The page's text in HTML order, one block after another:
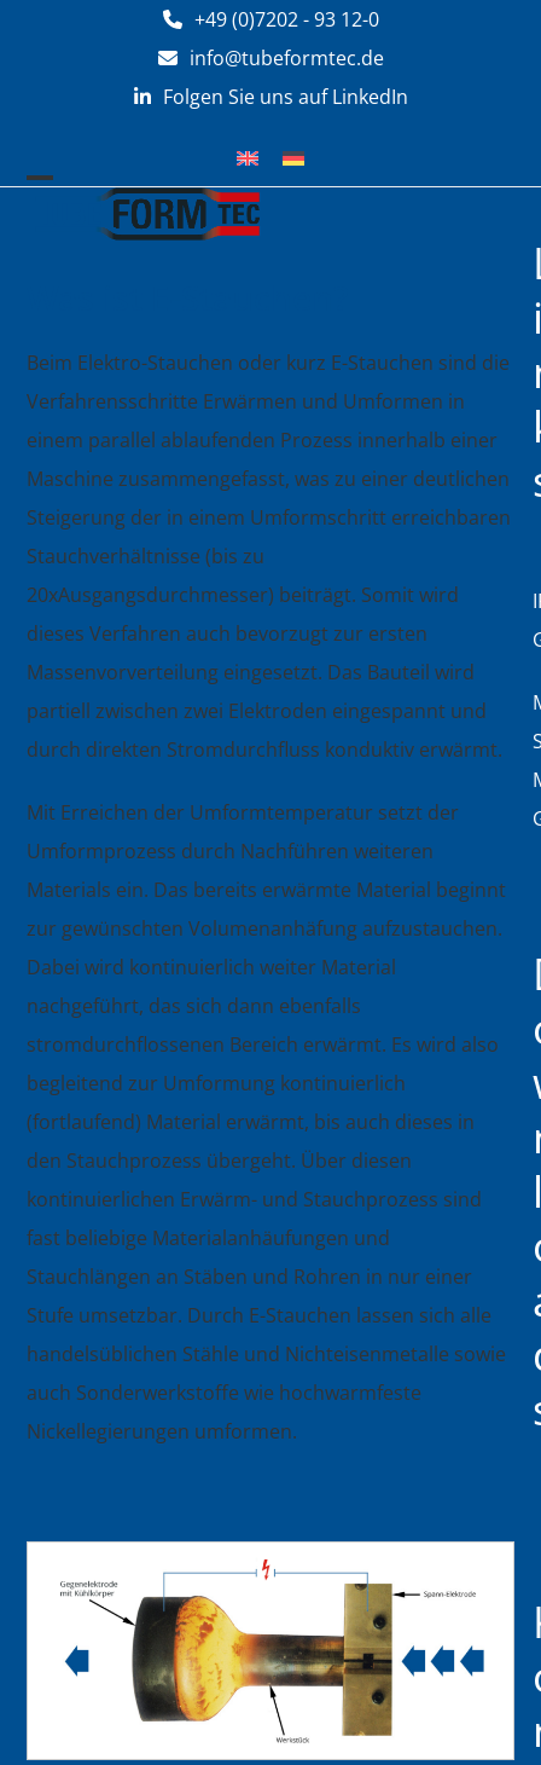
+49 (0)7202 - 93 12-0
info@tubeformtec.de
Folgen Sie uns auf LinkedIn
Mobiles
Mobiles
Beim Elektro-Stauchen oder kurz E-Stauchen sind die
Verfahrensschritte Erwärmen und Umformen in
einem parallel ablaufenden Prozess innerhalb einer
Maschine zusammengefasst, was zu einer deutlichen
Steigerung der in einem Umformschritt erreichbaren
Stauchverhältnisse (bis zu
20xAusgangsdurchmesser) beiträgt. Somit wird
dieses Verfahren auch bevorzugt zur ersten
Massenvorverteilung eingesetzt. Das Bauteil wird
partiell zwischen zwei Elektroden eingespannt und
durch direkten Stromdurchfluss konduktiv erwärmt.
Mit Erreichen der Umformtemperatur setzt der
Umformprozess durch Nachführen weiteren
Materials ein. Das bereits erwärmte Material beginnt
zur gewünschten Volumenanhäfung aufzustauchen.
Dabei wird kontinuierlich weiter Material
nachgeführt, das sich dann ebenfalls
stromdurchflossenen Bereich erwärmt. Es wird also
begleitend zur Umformung kontinuierlich
(fortlaufend) Material erwärmt, bis auch dieses in
den Stauchprozess übergeht. Über diesen
kontinuierlichen Erwärm- und Stauchprozess sind
fast beliebige Materialanhäufungen und
Stauchlängen an Stäben und Rohren in nur einer
Stufe umsetzbar. Durch E-Stauchen lassen sich alle
handelsüblichen Stähle und Nichteisenmetalle sowie
auch Sonderwerkstoffe wie hochwarmfeste
Nickellegierungen umformen.